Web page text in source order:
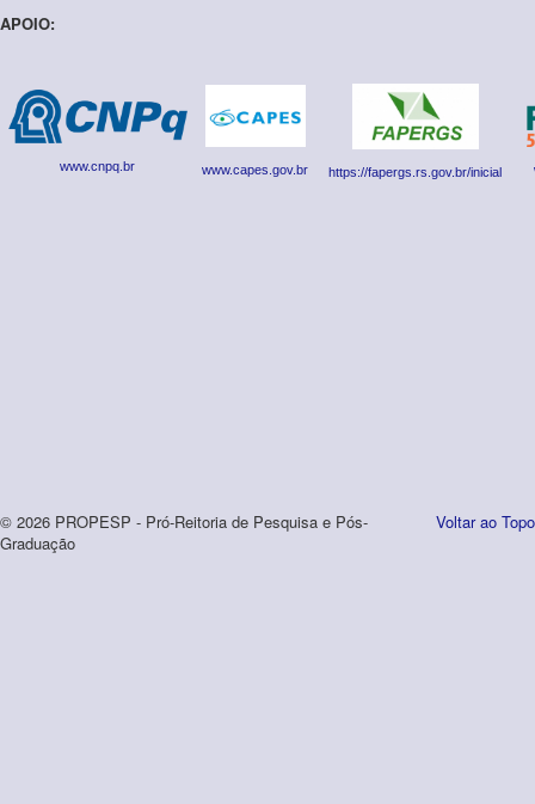
APOIO:
www.cnpq.br www.capes.gov.br https://fapergs.rs.gov.br/inicial
Voltar ao Topo
© 2026 PROPESP - Pró-Reitoria de Pesquisa e Pós-
Graduação